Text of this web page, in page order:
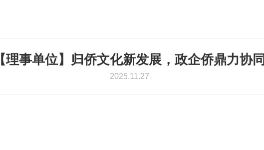
【理事单位】归侨文化新发展，政企侨鼎力协同
2025.11.27